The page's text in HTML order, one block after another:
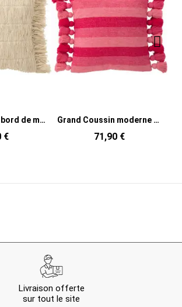
Grand Coussin bord de mer Carré 50x50 en Coton Blanc crème Avec franges Breeze
€
Grand Coussin moderne Carré 50x50 en Coton Rose Avec pompons Motif lignes Tazi
71,90 €
Livraison offerte
sur tout le site